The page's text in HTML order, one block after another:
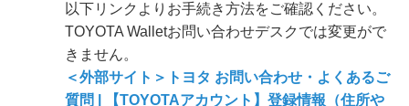
以下リンクよりお手続き方法をご確認ください。
TOYOTA Walletお問い合わせデスクでは変更がで
きません。
＜外部サイト＞トヨタ お問い合わせ・よくあるご
質問 | 【TOYOTAアカウント】登録情報（住所や